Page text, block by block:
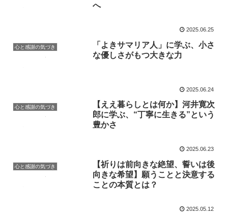
へ
2025.06.25
心と感謝の気づき
「よきサマリア人」に学ぶ、小さ
な優しさがもつ大きな力
2025.06.24
心と感謝の気づき
【ええ暮らしとは何か】河井寛次
郎に学ぶ、“丁寧に生きる”という
豊かさ
2025.06.23
心と感謝の気づき
【祈りは前向きな絶望、誓いは後
向きな希望】願うことと決意する
ことの本質とは？
2025.05.12